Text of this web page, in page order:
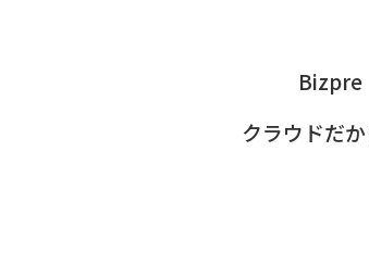
Bizpre
クラウドだ